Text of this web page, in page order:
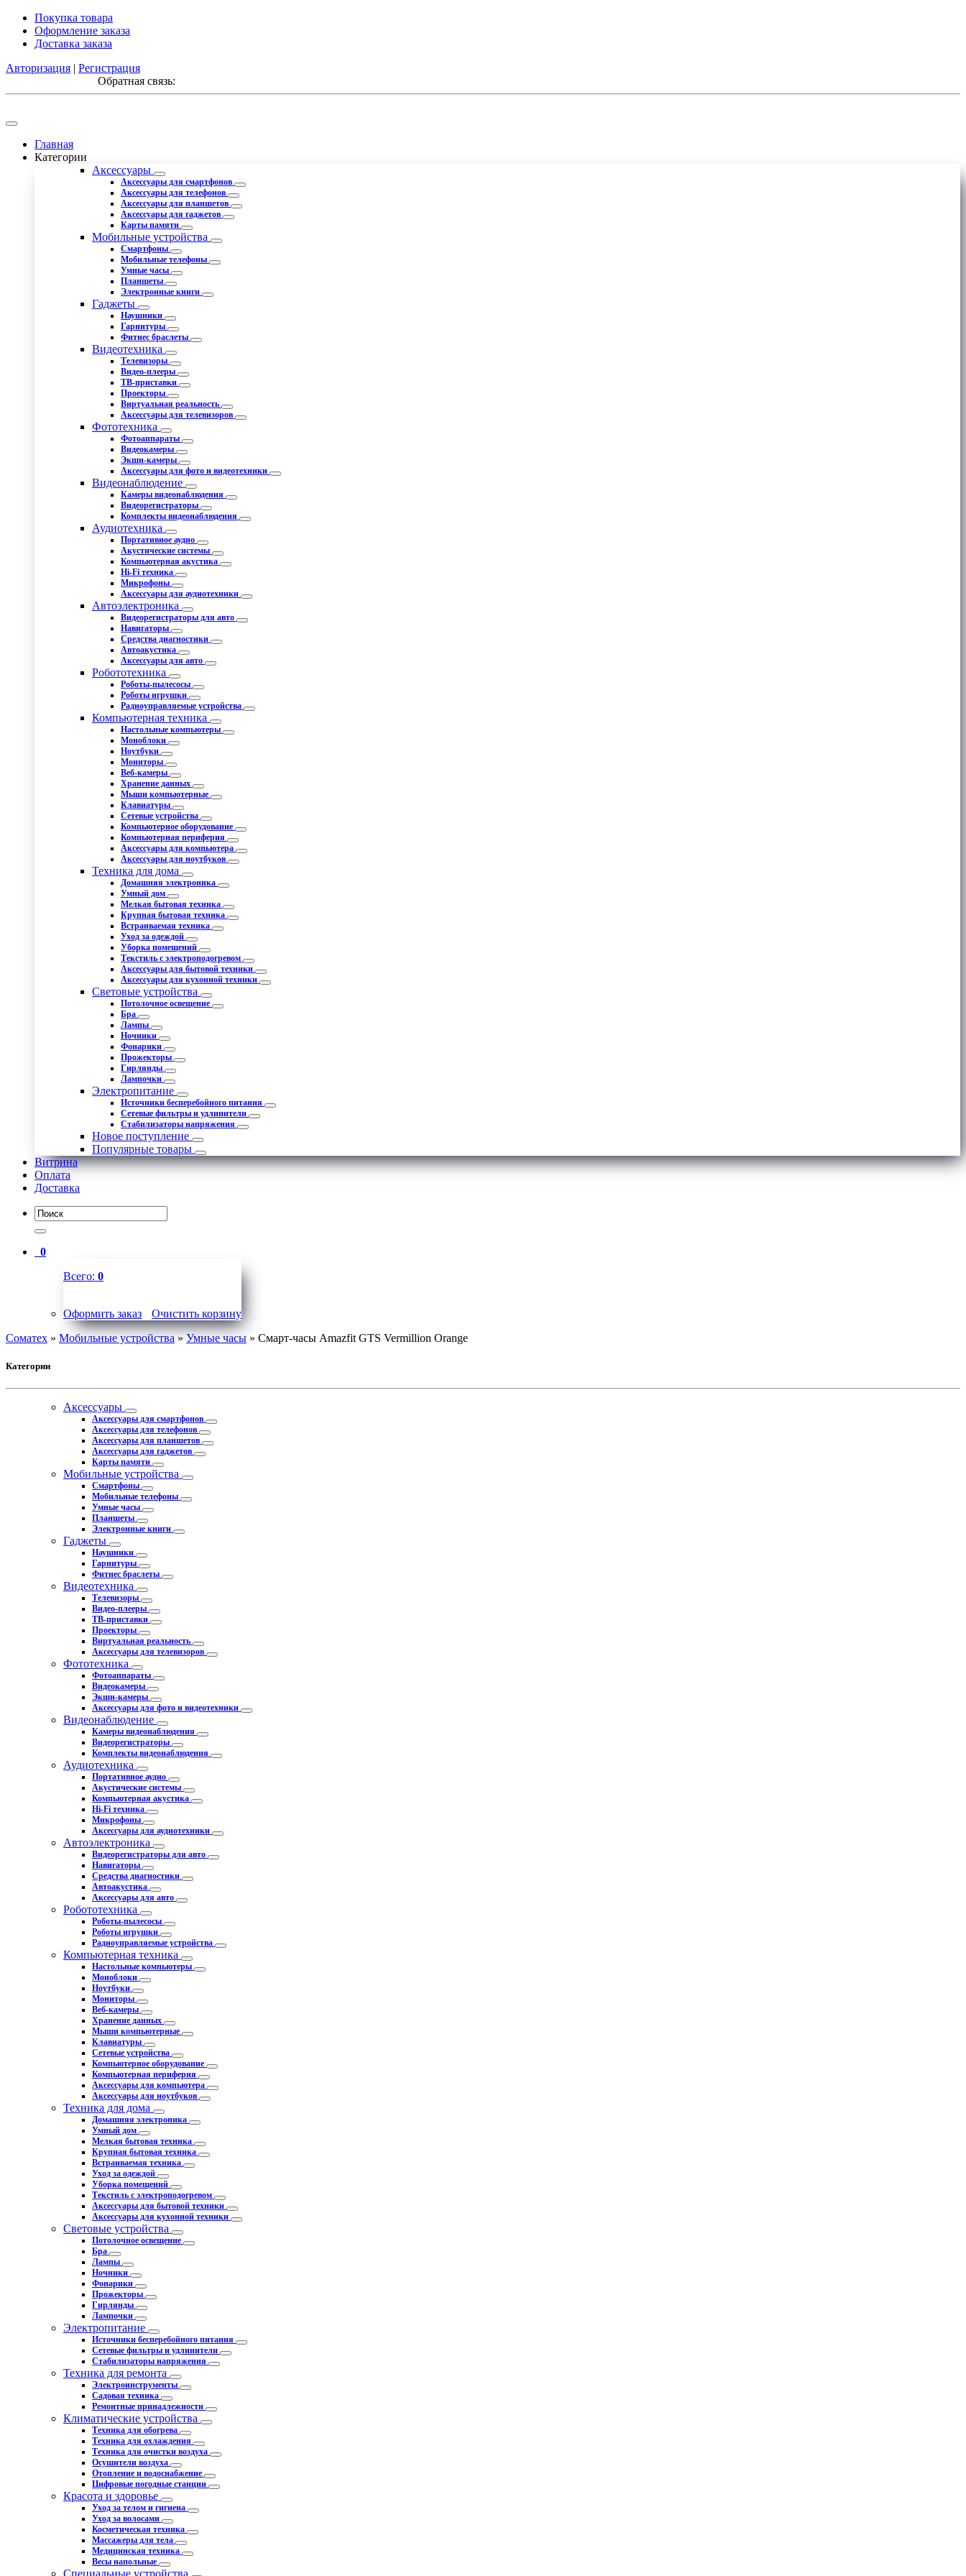
Покупка товара
Оформление заказа
Доставка заказа
Авторизация | Регистрация
Обратная связь:
Главная
Категории
Аксессуары
Аксессуары для смартфонов
Аксессуары для телефонов
Аксессуары для планшетов
Аксессуары для гаджетов
Карты памяти
Мобильные устройства
Смартфоны
Мобильные телефоны
Умные часы
Планшеты
Электронные книги
Гаджеты
Наушники
Гарнитуры
Фитнес браслеты
Видеотехника
Телевизоры
Видео-плееры
ТВ-приставки
Проекторы
Виртуальная реальность
Аксессуары для телевизоров
Фототехника
Фотоаппараты
Видеокамеры
Экшн-камеры
Аксессуары для фото и видеотехники
Видеонаблюдение
Камеры видеонаблюдения
Видеорегистраторы
Комплекты видеонаблюдения
Аудиотехника
Портативное аудио
Акустические системы
Компьютерная акустика
Hi-Fi техника
Микрофоны
Аксессуары для аудиотехники
Автоэлектроника
Видеорегистраторы для авто
Навигаторы
Средства диагностики
Автоакустика
Аксессуары для авто
Робототехника
Роботы-пылесосы
Роботы игрушки
Радиоуправляемые устройства
Компьютерная техника
Настольные компьютеры
Моноблоки
Ноутбуки
Мониторы
Веб-камеры
Хранение данных
Мыши компьютерные
Клавиатуры
Сетевые устройства
Компьютерное оборудование
Компьютерная периферия
Аксессуары для компьютера
Аксессуары для ноутбуков
Техника для дома
Домашняя электроника
Умный дом
Мелкая бытовая техника
Крупная бытовая техника
Встраиваемая техника
Уход за одеждой
Уборка помещений
Текстиль с электроподогревом
Аксессуары для бытовой техники
Аксессуары для кухонной техники
Световые устройства
Потолочное освещение
Бра
Лампы
Ночники
Фонарики
Прожекторы
Гирлянды
Лампочки
Электропитание
Источники бесперебойного питания
Сетевые фильтры и удлинители
Стабилизаторы напряжения
Новое поступление
Популярные товары
Витрина
Оплата
Доставка
0
Всего: 0
Оформить заказ
Очистить корзину
Соматех » Мобильные устройства»Умные часы » Смарт-часы Amazfit GTS Vermillion Orange
Категории
Аксессуары
Аксессуары для смартфонов
Аксессуары для телефонов
Аксессуары для планшетов
Аксессуары для гаджетов
Карты памяти
Мобильные устройства
Смартфоны
Мобильные телефоны
Умные часы
Планшеты
Электронные книги
Гаджеты
Наушники
Гарнитуры
Фитнес браслеты
Видеотехника
Телевизоры
Видео-плееры
ТВ-приставки
Проекторы
Виртуальная реальность
Аксессуары для телевизоров
Фототехника
Фотоаппараты
Видеокамеры
Экшн-камеры
Аксессуары для фото и видеотехники
Видеонаблюдение
Камеры видеонаблюдения
Видеорегистраторы
Комплекты видеонаблюдения
Аудиотехника
Портативное аудио
Акустические системы
Компьютерная акустика
Hi-Fi техника
Микрофоны
Аксессуары для аудиотехники
Автоэлектроника
Видеорегистраторы для авто
Навигаторы
Средства диагностики
Автоакустика
Аксессуары для авто
Робототехника
Роботы-пылесосы
Роботы игрушки
Радиоуправляемые устройства
Компьютерная техника
Настольные компьютеры
Моноблоки
Ноутбуки
Мониторы
Веб-камеры
Хранение данных
Мыши компьютерные
Клавиатуры
Сетевые устройства
Компьютерное оборудование
Компьютерная периферия
Аксессуары для компьютера
Аксессуары для ноутбуков
Техника для дома
Домашняя электроника
Умный дом
Мелкая бытовая техника
Крупная бытовая техника
Встраиваемая техника
Уход за одеждой
Уборка помещений
Текстиль с электроподогревом
Аксессуары для бытовой техники
Аксессуары для кухонной техники
Световые устройства
Потолочное освещение
Бра
Лампы
Ночники
Фонарики
Прожекторы
Гирлянды
Лампочки
Электропитание
Источники бесперебойного питания
Сетевые фильтры и удлинители
Стабилизаторы напряжения
Техника для ремонта
Электроинструменты
Садовая техника
Ремонтные принадлежности
Климатические устройства
Техника для обогрева
Техника для охлаждения
Техника для очистки воздуха
Осушители воздуха
Отопление и водоснабжение
Цифровые погодные станции
Красота и здоровье
Уход за телом и гигиена
Уход за волосами
Косметическая техника
Массажеры для тела
Медицинская техника
Весы напольные